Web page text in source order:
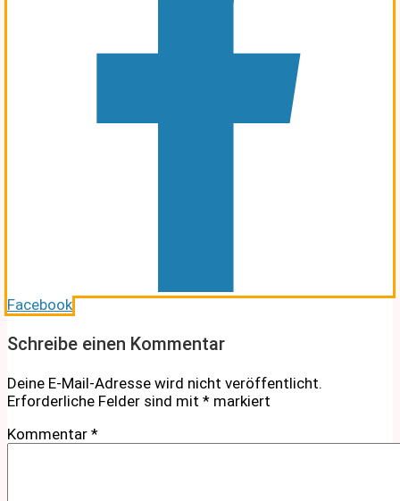
Facebook
Schreibe einen Kommentar
Deine E-Mail-Adresse wird nicht veröffentlicht.
Erforderliche Felder sind mit * markiert
Kommentar *